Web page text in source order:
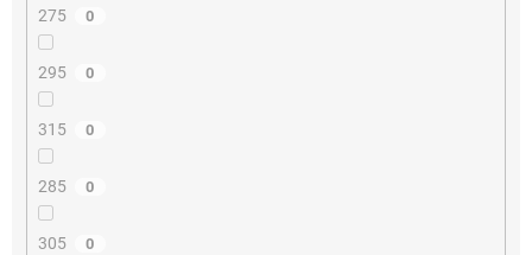
275 0
295 0
315 0
285 0
305 0